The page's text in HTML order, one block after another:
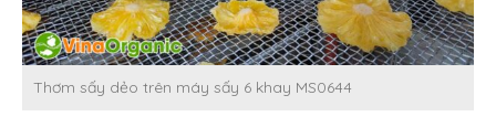
Thơm sấy dẻo trên máy sấy 6 khay MS0644